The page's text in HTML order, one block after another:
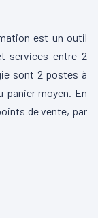
est un outil
services entre 2
sont 2 postes à
panier moyen. En
de vente, par